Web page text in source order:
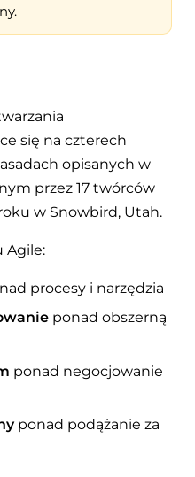
się na czterech
opisanych w
przez 17 twórców
w Snowbird, Utah.
Agile:
procesy i narzędzia
ponad obszerną
ponad negocjowanie
ponad podążanie za